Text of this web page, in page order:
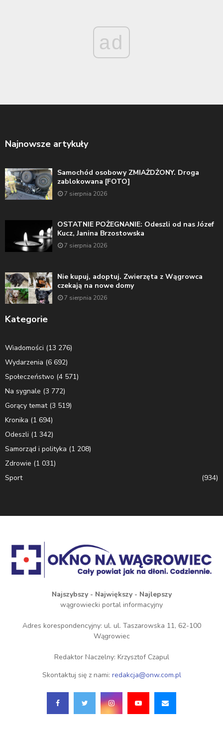
ad
Najnowsze artykuły
Samochód osobowy ZMIAŻDŻONY. Droga
zablokowana [FOTO]
7 sierpnia 2026
OSTATNIE POŻEGNANIE: Odeszli od nas Józef
Kucz, Janina Brzostowska
7 sierpnia 2026
Nie kupuj, adoptuj. Zwierzęta z Wągrowca
czekają na nowe domy
7 sierpnia 2026
Kategorie
Wiadomości (13 276)
Wydarzenia (6 692)
Społeczeństwo (4 571)
Na sygnale (3 772)
Gorący temat(3 519)
Kronika (1 694)
Odeszli (1 342)
Samorząd i polityka (1 208)
Zdrowie (1 031)
Sport
(934)
Najszybszy - Największy - Najlepszy
wągrowiecki portal informacyjny
Adres korespondencyjny: ul. ul. Taszarowska 11, 62-100
Wągrowiec
Redaktor Naczelny: Krzysztof Czapul
Skontaktuj się z nami: redakcja@onw.com.pl